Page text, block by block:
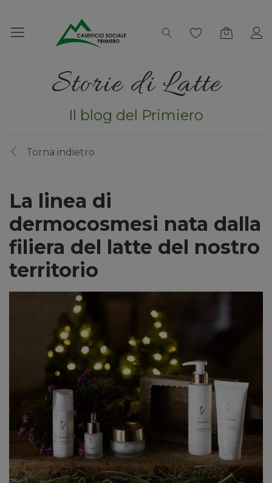
Storie di Latte
Il blog del Primiero
Torna indietro
La linea di
dermocosmesi nata dalla
filiera del latte del nostro
territorio